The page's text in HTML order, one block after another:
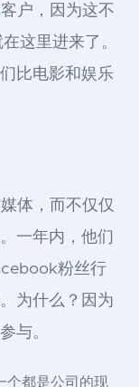
户，因为这不
这里进来了。
比电影和娱乐
体，而不仅仅
一年内，他们
粉丝行
为什么？因为
与。
都是公司的现